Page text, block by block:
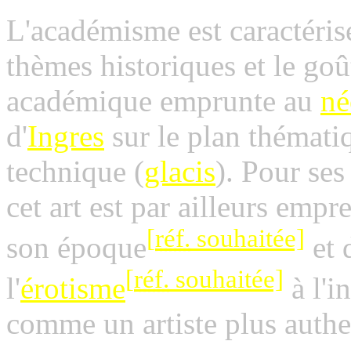
L'académisme est
thèmes historiques et le
académique emprunte au
d'Ingres sur le plan
technique (glacis). Pour
cet art est par ailleurs
son époque[réf. souhaitée] et
l'érotisme[réf. souhaitée] à
comme un artiste plus